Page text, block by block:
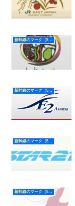
新幹線のマーク（50Hz）
新幹線のマーク（50Hz）
新幹線のマーク（50Hz）
新幹線のマーク（50Hz）